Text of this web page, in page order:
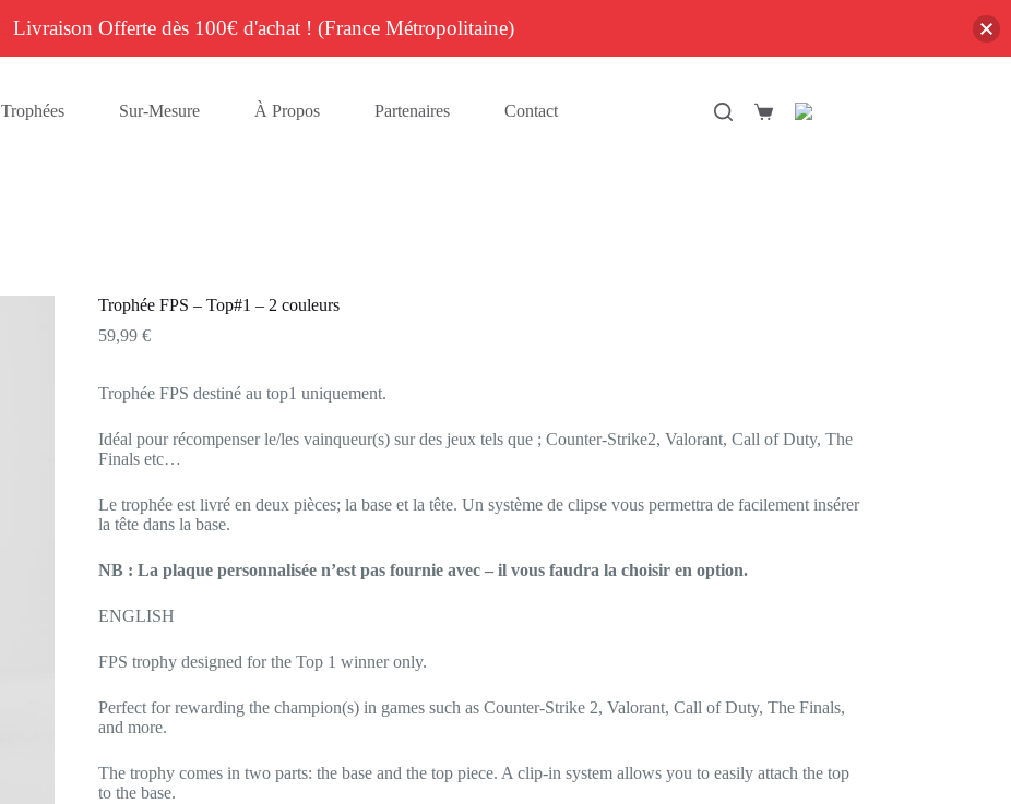
Trophées Sur-Mesure À Propos Partenaires Contact
Panier
Trophée FPS – Top#1 – 2 couleurs
59,99 €
Trophée FPS destiné au top1 uniquement.
Idéal pour récompenser le/les vainqueur(s) sur des jeux tels que ; Counter-Strike2, Valorant, Call of Duty, The
Finals etc…
Le trophée est livré en deux pièces; la base et la tête. Un système de clipse vous permettra de facilement insérer
la tête dans la base.
NB : La plaque personnalisée n’est pas fournie avec – il vous faudra la choisir en option.
ENGLISH
FPS trophy designed for the Top 1 winner only.
Perfect for rewarding the champion(s) in games such as Counter-Strike 2, Valorant, Call of Duty, The Finals,
and more.
The trophy comes in two parts: the base and the top piece. A clip-in system allows you to easily attach the top
to the base.
Livraison Offerte dès 100€ d'achat ! (France Métropolitaine)